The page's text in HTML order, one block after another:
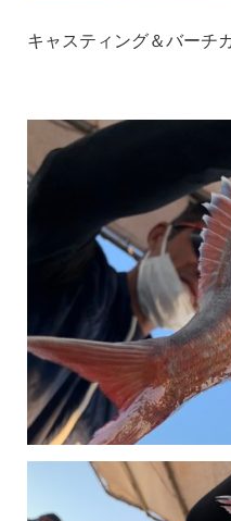
キャスティング＆バーチ